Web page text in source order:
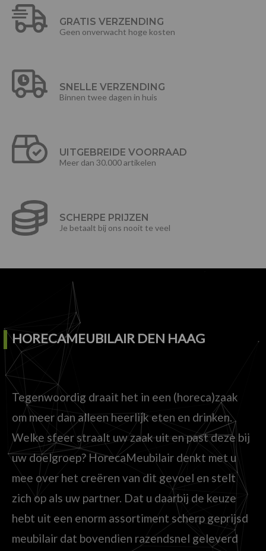
GRATIS VERZENDING
Geen onverwacht hoge kosten
SNELLE VERZENDING
Binnen twee dagen in huis
UITGEBREIDE VOORRAAD
Meer dan 30.000 artikelen
SCHERPE PRIJZEN
Je betaalt bij ons nooit te veel
HORECAMEUBILAIR DEN HAAG
Tegenwoordig draait het in een (horeca)zaak
om meer dan alleen heerlijk eten en drinken.
Welke sfeer straalt uw zaak uit en past deze bij
uw doelgroep? HorecaMeubilair denkt met u
mee over het creëren van dit gevoel en stelt
zich op als uw partner. Dat u daarbij de keuze
hebt uit een enorm assortiment scherp geprijsd
meubilair dat bovendien razendsnel geleverd